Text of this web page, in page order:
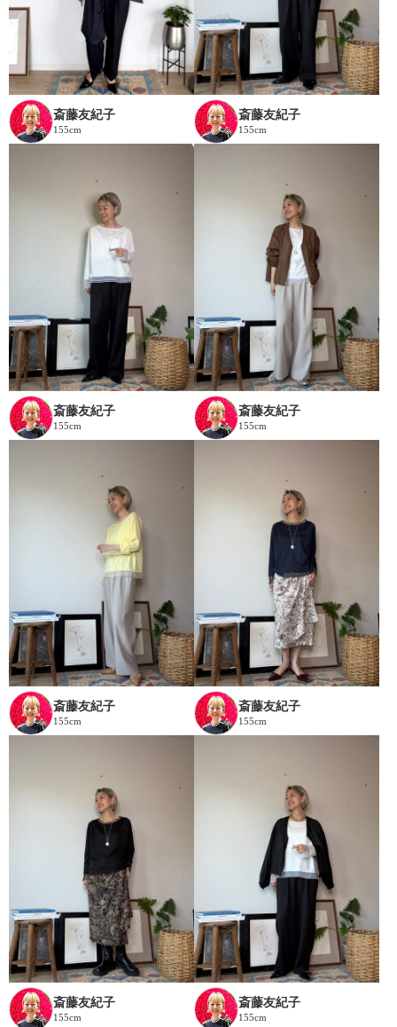
斎藤友紀子
155cm
斎藤友紀子
155cm
斎藤友紀子
155cm
斎藤友紀子
155cm
斎藤友紀子
155cm
斎藤友紀子
155cm
斎藤友紀子
155cm
斎藤友紀子
155cm